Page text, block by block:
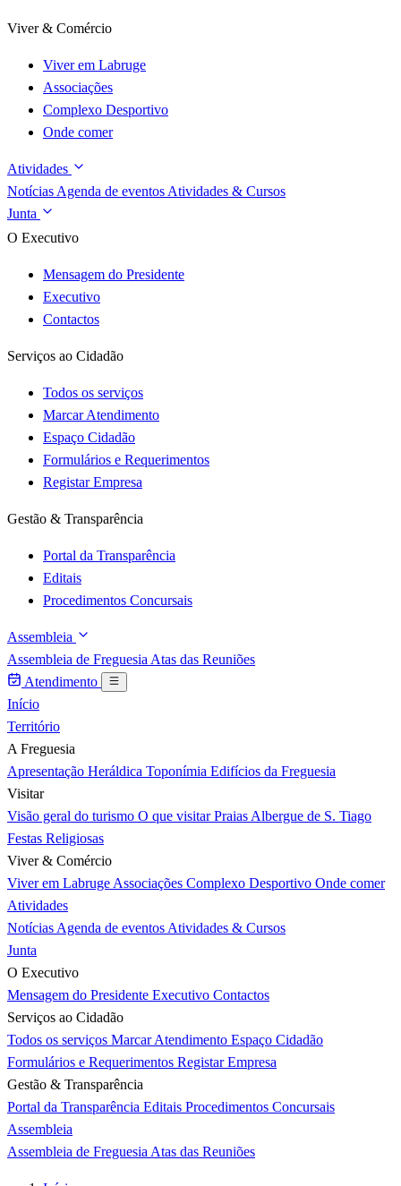
Viver & Comércio
Viver em Labruge
Associações
Complexo Desportivo
Onde comer
Atividades
Notícias Agenda de eventos Atividades & Cursos
Junta
O Executivo
Mensagem do Presidente
Executivo
Contactos
Serviços ao Cidadão
Todos os serviços
Marcar Atendimento
Espaço Cidadão
Formulários e Requerimentos
Registar Empresa
Gestão & Transparência
Portal da Transparência
Editais
Procedimentos Concursais
Assembleia
Assembleia de Freguesia Atas das Reuniões
Atendimento
Início
Território
A Freguesia
Apresentação Heráldica Toponímia Edifícios da Freguesia
Visitar
Visão geral do turismo O que visitarPraias Albergue de S. Tiago
Festas Religiosas
Viver & Comércio
Viver em Labruge Associações Complexo Desportivo Onde comer
Atividades
Notícias Agenda de eventos Atividades & Cursos
Junta
O Executivo
Mensagem do Presidente Executivo Contactos
Serviços ao Cidadão
Todos os serviços Marcar Atendimento Espaço Cidadão
Formulários e Requerimentos Registar Empresa
Gestão & Transparência
Portal da Transparência Editais Procedimentos Concursais
Assembleia
Assembleia de Freguesia Atas das Reuniões